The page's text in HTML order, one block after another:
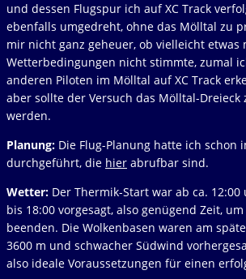
und dessen Flugspur ich auf XC Track
ebenfalls umgedreht, ohne das Mölltal zu
mir nicht ganz geheuer, ob vielleicht etwas
Wetterbedingungen nicht stimmte, zumal
anderen Piloten im Mölltal auf XC Track
aber sollte der Versuch das Mölltal-Dreieck
werden.
Planung: Die Flug-Planung hatte ich schon
durchgeführt, die hier abrufbar sind.
Wetter: Der Thermik-Start war ab ca.
bis 18:00 vorgesagt, also genügend Zeit,
beenden. Die Wolkenbasen waren am
3600 m und schwacher Südwind
also ideale Voraussetzungen für einen